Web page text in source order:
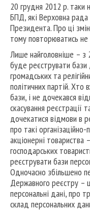
20 грудня 2012 р. таки
БПД, які Верховна рада
Президента. Про ці
тому повторюватись
Лише найголовніше – з
буде реєструвати бази
громадських та
політичних партій. Хто
бази, і не дочекався
скасування реєстрації
дочекатися відмови в
про такі
акціонерні товариства
господарських
реєструвати бази
Одночасно збільшено
Державного реєстру –
персональні дані, про
склад персональних